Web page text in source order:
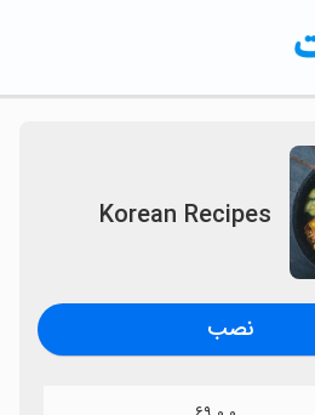
Korean Recipes
نصب